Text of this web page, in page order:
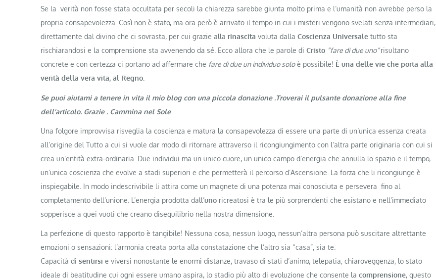
Se la verità non fosse stata occultata per secoli la chiarezza sarebbe giunta molto prima e l’umanità non avrebbe perso la
propria consapevolezza. Così non è stato, ma ora però è arrivato il tempo in cui i misteri vengono svelati senza intermediari,
direttamente dal divino che ci sovrasta, per cui grazie alla rinascita voluta dalla Coscienza Universale tutto sta
rischiarandosi e la comprensione sta avvenendo da sé. Ecco allora che le parole di Cristo “fare di due uno”risultano
concrete e con certezza ci portano ad affermare che fare di due un individuo soloè possibile! È una delle vie che porta alla
verità della vera vita, al Regno.
Se puoi aiutami a tenere in vita il mio blog con una piccola donazione .Troverai il pulsante donazione alla fine
dell’articolo. Grazie . Cammina nel Sole
Una folgore improvvisa risveglia la coscienza e matura la consapevolezza di essere una parte di un’unica essenza creata
all’origine del Tutto a cui si vuole dar modo di ritornare attraverso il ricongiungimento con l’altra parte originaria con cui si
crea un’entità extra-ordinaria. Due individui ma un unico cuore, un unico campo d’energia che annulla lo spazio e il tempo,
un’unica coscienza che evolve a stadi superiori e che permetterà il percorso d’Ascensione. La forza che li ricongiunge è
inspiegabile. In modo indescrivibile li attira come un magnete di una potenza mai conosciuta e persevera fino al
completamento dell’unione. L’energia prodotta dall’uno ricreatosi è tra le più sorprendenti che esistano e nell’immediato
sopperisce a quei vuoti che creano disequilibrio nella nostra dimensione.
La perfezione di questo rapporto è tangibile! Nessuna cosa, nessun luogo, nessun’altra persona può suscitare altrettante
emozioni o sensazioni: l’armonia creata porta alla constatazione che l’altro sia “casa”, sia te.
Capacità di sentirsi e viversi nonostante le enormi distanze, travaso di stati d’animo, telepatia, chiaroveggenza, lo stato
ideale di beatitudine cui ogni essere umano aspira, lo stadio più alto di evoluzione che consente la comprensione, questo